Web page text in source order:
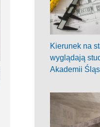
Kierunek na
wyglądają
Akademii